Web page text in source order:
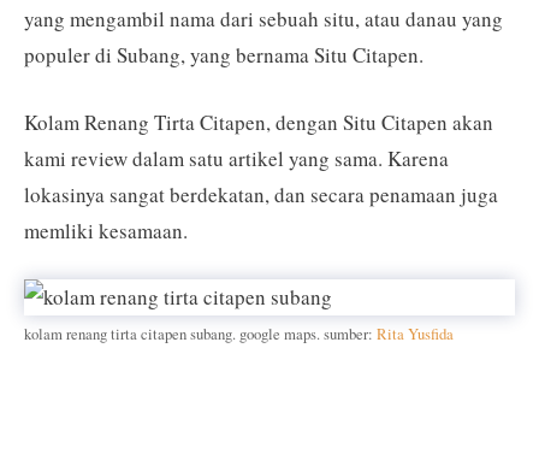
yang mengambil nama dari sebuah situ, atau danau yang
populer di Subang, yang bernama Situ Citapen.
Kolam Renang Tirta Citapen, dengan Situ Citapen akan
kami review dalam satu artikel yang sama. Karena
lokasinya sangat berdekatan, dan secara penamaan juga
memliki kesamaan.
kolam renang tirta citapen subang. google maps. sumber: Rita Yusfida